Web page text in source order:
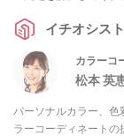
イチオシスト
カラーコ
松本 英
パーソナルカラー、色
ラーコーディネートの